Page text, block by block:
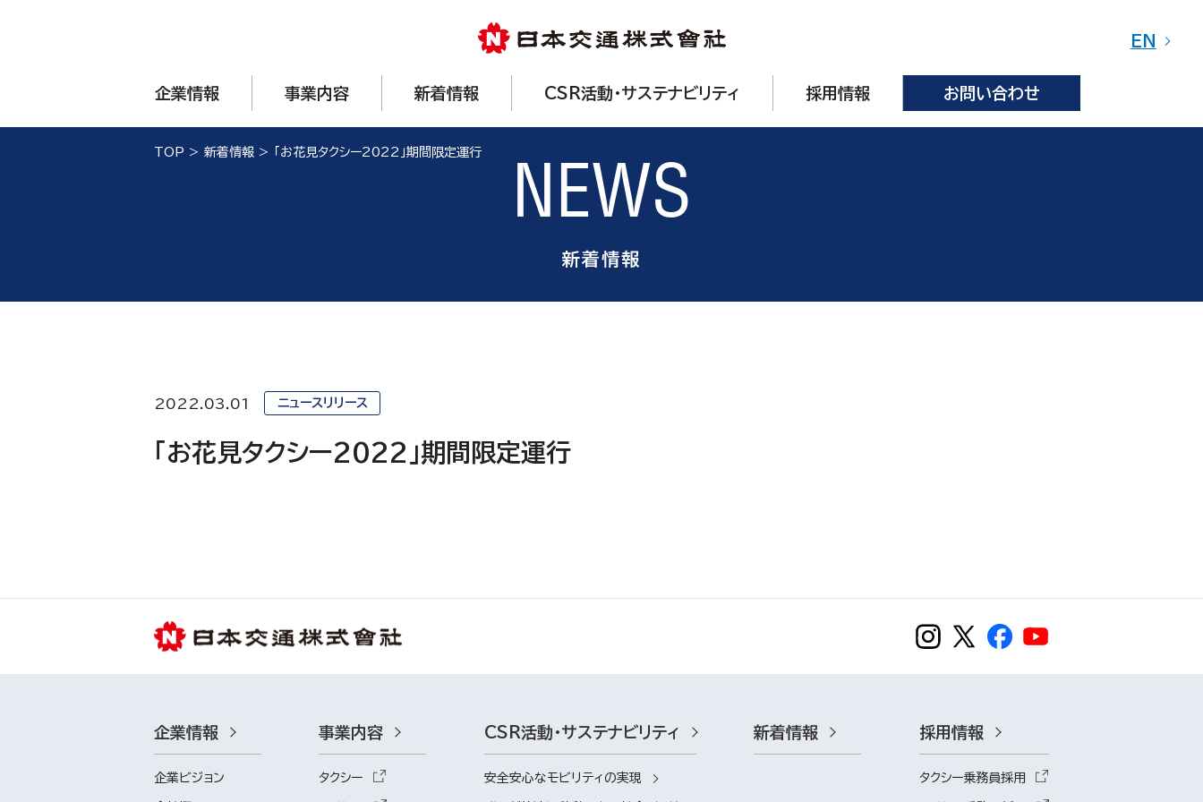
EN
企業情報 事業内容 新着情報 CSR活動・サステナビリティ 採用情報 お問い合わせ
TOP > 新着情報 > 「お花見タクシー2022」期間限定運行
NEWS
新着情報
2022.03.01 ニュースリリース
「お花見タクシー2022」期間限定運行
企業情報
企業ビジョン
事業内容
タクシー
CSR活動・サステナビリティ
安全安心なモビリティの実現
新着情報 採用情報
タクシー乗務員採用